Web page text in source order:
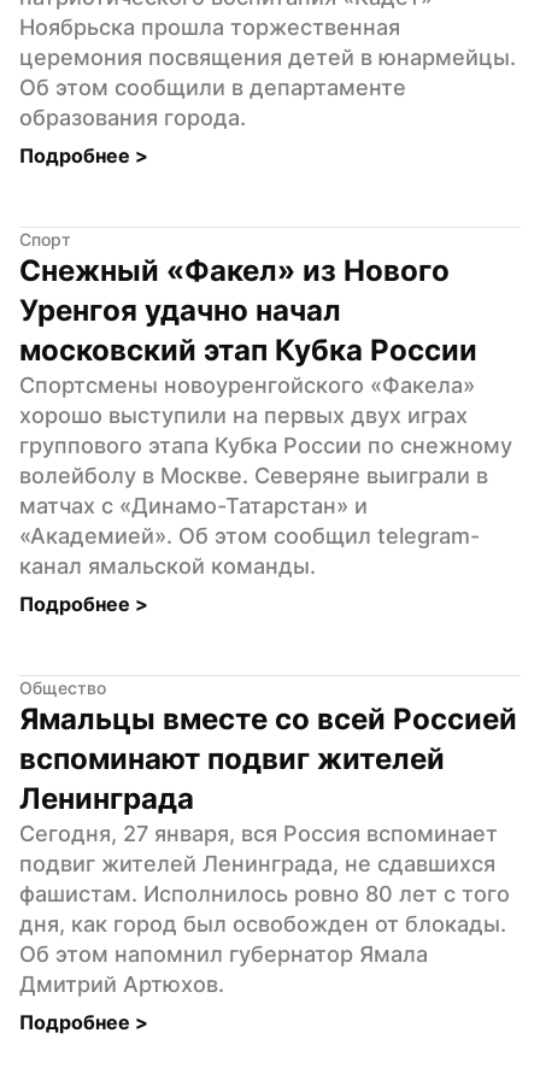
Ноябрьска прошла торжественная
церемония посвящения детей в юнармейцы.
Об этом сообщили в департаменте
образования города.
Подробнее >
Спорт
Снежный «Факел» из Нового
Уренгоя удачно начал
московский этап Кубка России
Спортсмены новоуренгойского «Факела»
хорошо выступили на первых двух играх
группового этапа Кубка России по снежному
волейболу в Москве. Северяне выиграли в
матчах с «Динамо-Татарстан» и
«Академией». Об этом сообщил telegram-
канал ямальской команды.
Подробнее >
Общество
Ямальцы вместе со всей Россией
вспоминают подвиг жителей
Ленинграда
Сегодня, 27 января, вся Россия вспоминает
подвиг жителей Ленинграда, не сдавшихся
фашистам. Исполнилось ровно 80 лет с того
дня, как город был освобожден от блокады.
Об этом напомнил губернатор Ямала
Дмитрий Артюхов.
Подробнее >